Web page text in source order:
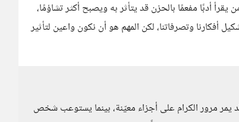
أدبًا مفعمًا بالحزن قد يتأثر به ويصبح أكثر تشاؤمًا،
أفكارنا وتصرفاتنا، لكن المهم هو أن نكون واعين لتأثير
يمر مرور الكرام على أجزاء معيّنة، بينما يستوعب شخص